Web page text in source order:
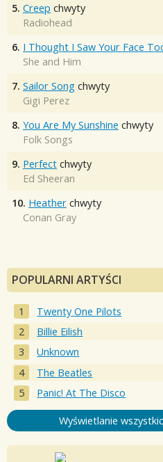
5. Creep chwyty
Radiohead
6. I Thought I Saw Your Face
She and Him
7. Sailor Song chwyty
Gigi Perez
8. You Are My Sunshine chwyty
Folk Songs
9. Perfect chwyty
Ed Sheeran
10. Heather chwyty
Conan Gray
POPULARNI ARTYŚCI
Twenty One Pilots
Billie Eilish
Unknown
The Beatles
Panic! At The Disco
Wyświetlanie